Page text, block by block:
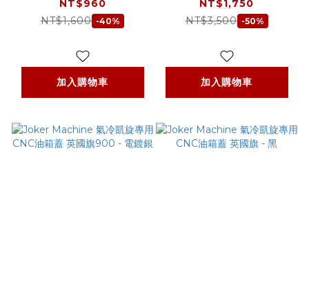
NT$960
NT$1,600 -40%
加入購物車
NT$1,750
NT$3,500 -50%
加入購物車